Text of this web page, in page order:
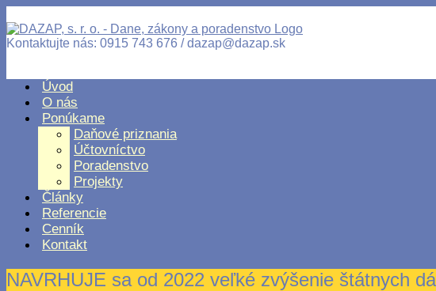
Kontaktujte nás: 0915 743 676 / dazap@dazap.sk
Úvod
O nás
Ponúkame
Daňové priznania
Účtovníctvo
Poradenstvo
Projekty
Články
Referencie
Cenník
Kontakt
NAVRHUJE sa od 2022 veľké zvýšenie štátnych